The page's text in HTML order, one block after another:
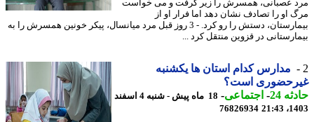
عصبانی، همسرش را زیر گرفت و می خواست
او را تصادف نشان دهد اما فرار او از
بیمارستان، دستش را رو کرد. - 3 روز قبل مرد میانسال، پیکر خونین همسرش را به
در قزوین منتقل کرد ...
مدارس کدام استان ها یکشنبه
است؟
24
-اجتماعی-
18 ماه پیش - شنبه 4 اسفند
76826934